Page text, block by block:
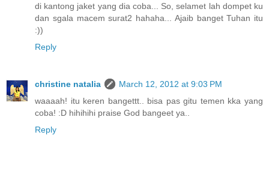
di kantong jaket yang dia coba... So, selamet lah dompet ku
dan sgala macem surat2 hahaha... Ajaib banget Tuhan itu
:))
Reply
christine natalia
March 12, 2012 at 9:03 PM
waaaah! itu keren bangettt.. bisa pas gitu temen kka yang
coba! :D hihihihi praise God bangeet ya..
Reply